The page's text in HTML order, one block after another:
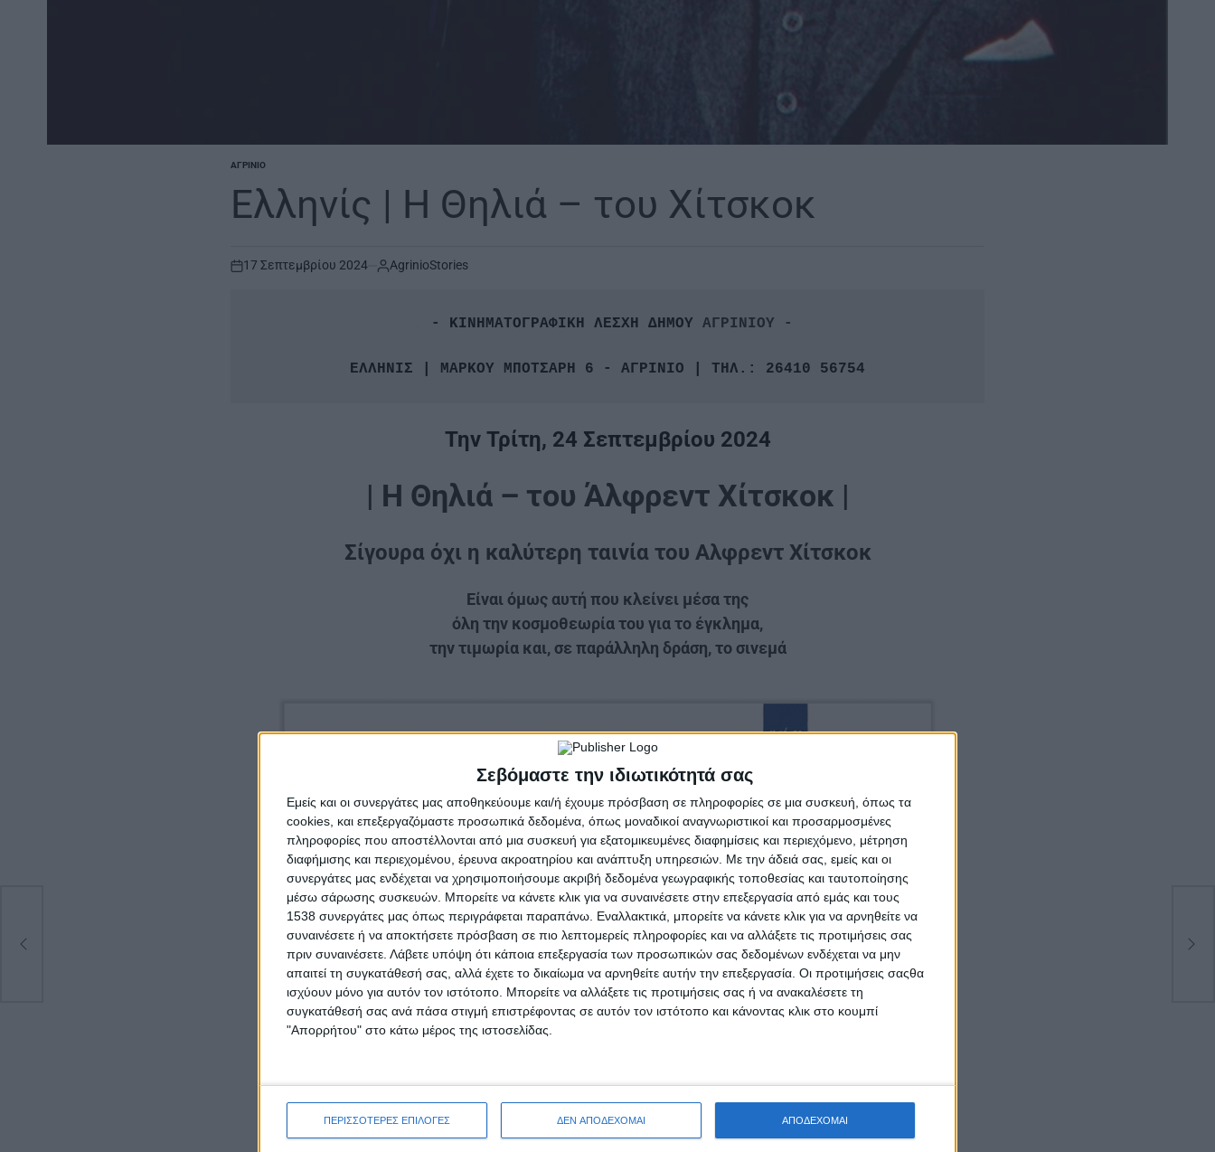
Σεβόμαστε την ιδιωτικότητά σας
Εμείς και οι συνεργάτες μας αποθηκεύουμε και/ή έχουμε πρόσβαση σε πληροφορίες σε μια συσκευή, όπως τα
cookies, και επεξεργαζόμαστε προσωπικά δεδομένα, όπως μοναδικοί αναγνωριστικοί και προσαρμοσμένες
πληροφορίες που αποστέλλονται από μια συσκευή για εξατομικευμένες διαφημίσεις και περιεχόμενο, μέτρηση
διαφήμισης και περιεχομένου, έρευνα ακροατηρίου και ανάπτυξη υπηρεσιών. Με την άδειά σας, εμείς και οι
συνεργάτες μας ενδέχεται να χρησιμοποιήσουμε ακριβή δεδομένα γεωγραφικής τοποθεσίας και ταυτοποίησης
μέσω σάρωσης συσκευών. Μπορείτε να κάνετε κλικ για να συναινέσετε στην επεξεργασία από εμάς και τους
1538 συνεργάτες μας όπως περιγράφεται παραπάνω. Εναλλακτικά, μπορείτε να κάνετε κλικ για να αρνηθείτε να
συναινέσετε ή να αποκτήσετε πρόσβαση σε πιο λεπτομερείς πληροφορίες και να αλλάξετε τις προτιμήσεις σας
πριν συναινέσετε. Λάβετε υπόψη ότι κάποια επεξεργασία των προσωπικών σας δεδομένων ενδέχεται να μην
απαιτεί τη συγκατάθεσή σας, αλλά έχετε το δικαίωμα να αρνηθείτε αυτήν την επεξεργασία. Οι προτιμήσεις σαςθα
ισχύουν μόνο για αυτόν τον ιστότοπο. Μπορείτε να αλλάξετε τις προτιμήσεις σας ή να ανακαλέσετε τη
συγκατάθεσή σας ανά πάσα στιγμή επιστρέφοντας σε αυτόν τον ιστότοπο και κάνοντας κλικ στο κουμπί
"Απορρήτου" στο κάτω μέρος της ιστοσελίδας.
ΠΕΡΙΣΣΟΤΕΡΕΣ ΕΠΙΛΟΓΕΣ ΔΕΝ ΑΠΟΔΕΧΟΜΑΙ ΑΠΟΔΕΧΟΜΑΙ
POSTED
ΑΓΡΊΝΙΟ
Ελληνίς | Η Θηλιά – του Χίτσκοκ
on
17 Σεπτεμβρίου 2024 AgrinioStories
- ΚΙΝΗΜΑΤΟΓΡΑΦΙΚΗ ΛΕΣΧΗ ΔΗΜΟΥ
ΕΛΛΗΝΙΣ | ΜΑΡΚΟΥ ΜΠΟΤΣΑΡΗ 6 - ΑΓΡΙΝΙΟ | ΤΗΛ.: 26410 56754
Την Τρίτη, 24 Σεπτεμβρίου 2024
| Η Θηλιά – του Άλφρεντ Χίτσκοκ |
Σίγουρα όχι η καλύτερη ταινία του Αλφρεντ Χίτσκοκ
Είναι όμως αυτή που κλείνει μέσα της
όλη την κοσμοθεωρία του για το έγκλημα,
την τιμωρία και, σε παράλληλη δράση, το σινεμά
Ώρα προβολής: 9:30, το βράδυ